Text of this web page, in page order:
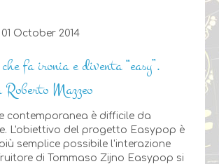
October 2014
fa ironia e diventa “easy”.
Mazzeo
contemporanea è difficile da
L'obiettivo del progetto Easypop è
semplice possibile l'interazione
​di Tommaso Zijno Easypop si